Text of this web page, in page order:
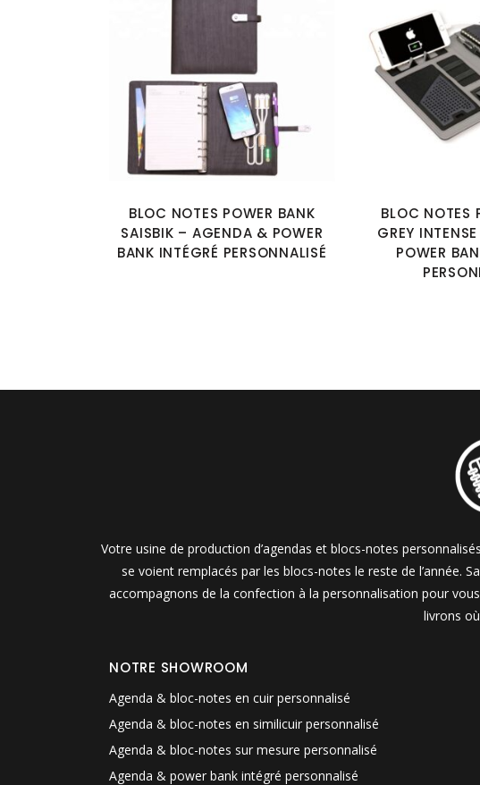
BLOC NOTES POWER BANK
SAISBIK – AGENDA & POWER
BANK INTÉGRÉ PERSONNALISÉ
BLOC NOTES
GREY
POWER
Votre usine de production d’agendas et blocs-notes
se voient remplacés par les blocs-notes le reste de l’année.
accompagnons de la confection à la personnalisation pour
livrons
NOTRE SHOWROOM
Agenda & bloc-notes en cuir personnalisé
Agenda & bloc-notes en similicuir personnalisé
Agenda & bloc-notes sur mesure personnalisé
Agenda & power bank intégré personnalisé